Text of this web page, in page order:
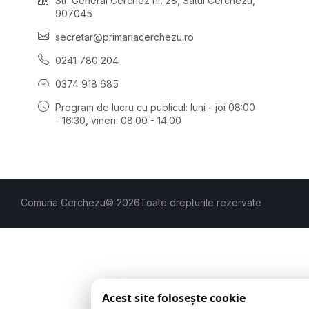
907045
secretar@primariacerchezu.ro
0241 780 204
0374 918 685
Program de lucru cu publicul: luni - joi 08:00
- 16:30 , vineri: 08:00 - 14:00
Comuna Cerchezu© 2026Toate drepturile rezervate
Acest site folosește cookie